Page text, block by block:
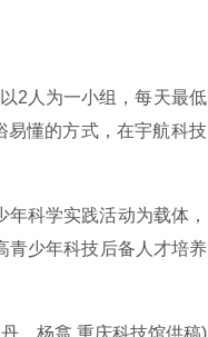
2人为一小组，每天最低
易懂的方式，在宇航科技
科学实践活动为载体，
青少年科技后备人才培养